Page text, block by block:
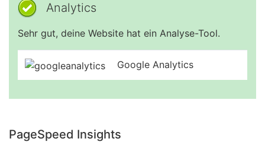
Analytics
Sehr gut, deine Website hat ein Analyse-Tool.
Google Analytics
PageSpeed Insights